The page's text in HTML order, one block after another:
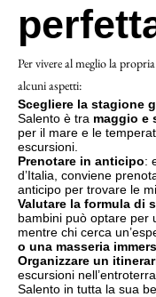
Per vivere al meglio la
alcuni aspetti:
Scegliere la stagione
Salento è tra maggio e
per il mare e le
escursioni.
Prenotare in anticipo:
d’Italia, conviene
anticipo per trovare le
Valutare la formula di
bambini può optare per
mentre chi cerca
o una masseria
Organizzare un
escursioni
Salento in tutta la sua